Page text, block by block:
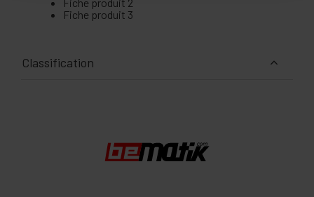
Fiche produit 2
Fiche produit 3
Classification